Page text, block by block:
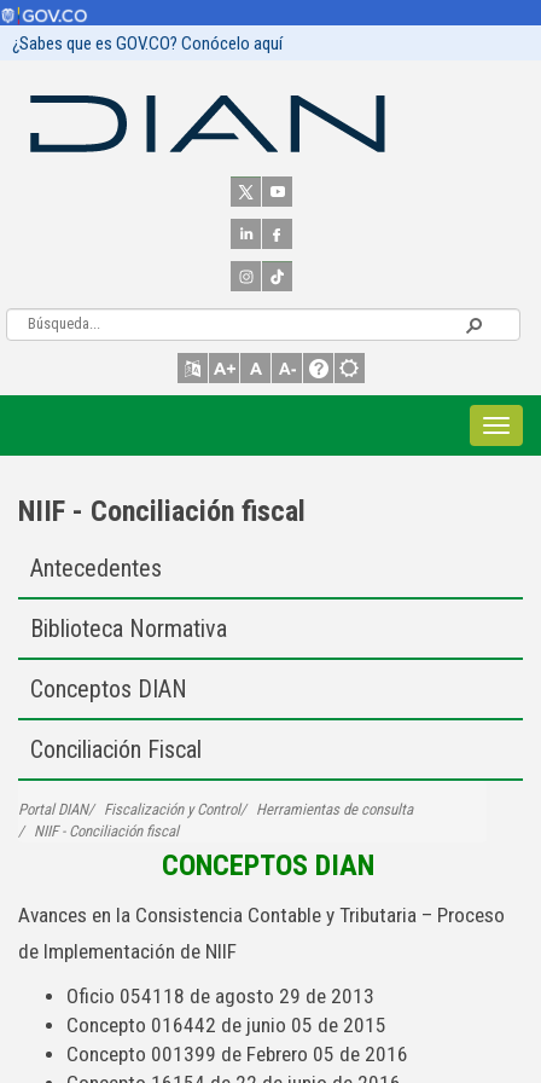
¿Sabes que es GOV.CO? Conócelo aquí
NIIF - Conciliación fiscal
Antecedentes
Biblioteca Normativa
Conceptos DIAN
Conciliación Fiscal
Portal DIAN Fiscalización y Control
Herramientas de consulta
NIIF - Conciliación fiscal
CONCEPTOS DIAN
Avances en la Consistencia Contable y Tributaria – Proceso
de Implementación de NIIF
Oficio 054118 de agosto 29 de 2013
Concepto 016442 de junio 05 de 2015
Concepto 001399 de Febrero 05 de 2016